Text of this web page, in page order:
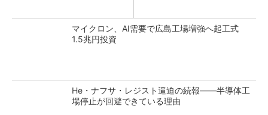
マイクロン、AI需要で広島工場増強へ起工式
1.5兆円投資
He・ナフサ・レジスト逼迫の続報――半導体工
場停止が回避できている理由